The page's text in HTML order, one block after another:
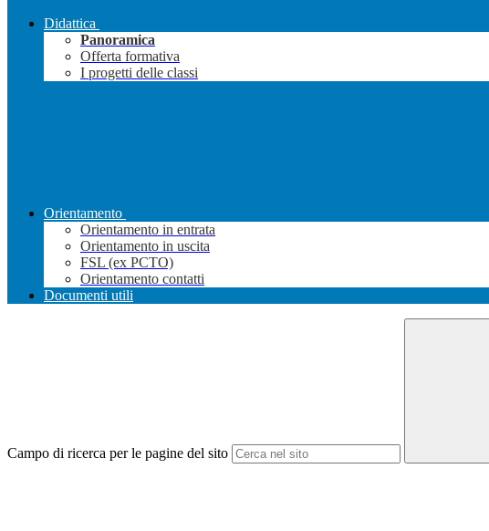
Didattica
Panoramica
Offerta formativa
I progetti delle classi
Orientamento
Orientamento in entrata
Orientamento in uscita
FSL (ex PCTO)
Orientamento contatti
Documenti utili
Campo di ricerca per le pagine del sito